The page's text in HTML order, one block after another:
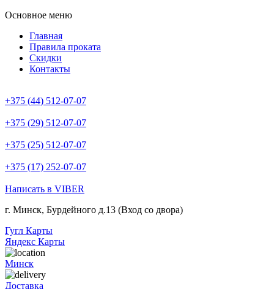
Основное меню
Главная
Правила проката
Скидки
Контакты
+375 (44) 512-07-07
+375 (29) 512-07-07
+375 (25) 512-07-07
+375 (17) 252-07-07
Написать в VIBER
г. Минск, Бурдейного д.13 (Вход со двора)
Гугл Карты
Яндекс Карты
Минск
Доставка